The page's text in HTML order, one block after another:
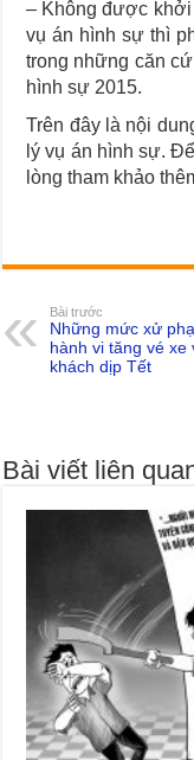
– Không được khởi
vụ án hình sự thì
trong những căn
hình sự 2015.
Trên đây là nội
lý vụ án hình sự.
lòng tham khảo
Bài trước
Những mức xử
hành vi tăng vé xe
khách dịp Tết
Bài viết liên